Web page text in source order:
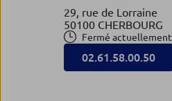
29, rue de Lorraine
50100 CHERBOURG
Fermé actuellement
02.61.58.00.50